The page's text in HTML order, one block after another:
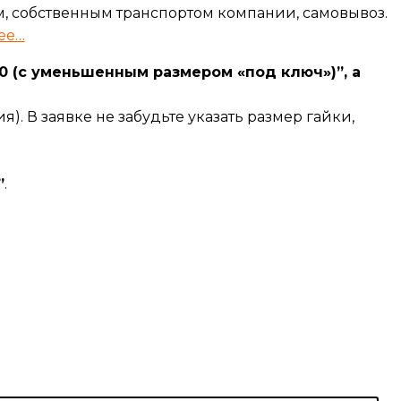
транспортом компании, самовывоз.
(с уменьшенным размером «под ключ»)”, а
В заявке не забудьте указать размер гайки,
.